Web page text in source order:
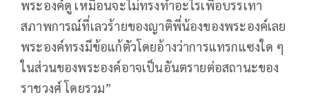
พระองค์ดู เหมือนจะไม่ทรงทำอะไรเพื่อบรรเทา
สภาพการณ์ที่เลวร้ายของญาติพี่น้องของพระองค์เลย
พระองค์ทรงมีข้อแก้ตัวโดยอ้างว่าการแทรกแซงใด ๆ
ในส่วนของพระองค์อาจเป็นอันตรายต่อสถานะของ
ราชวงศ์ โดยรวม”